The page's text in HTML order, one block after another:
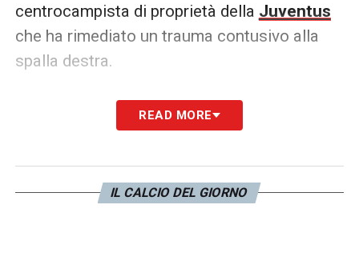
centrocampista di proprietà della Juventus
che ha rimediato un trauma contusivo alla
spalla destra.
Miretti si è fatto male alla spalla,
si opererà lunedì. Possibilità di recupero?
notizie dunque per la Juve.
READ MORE
IL CALCIO DEL GIORNO